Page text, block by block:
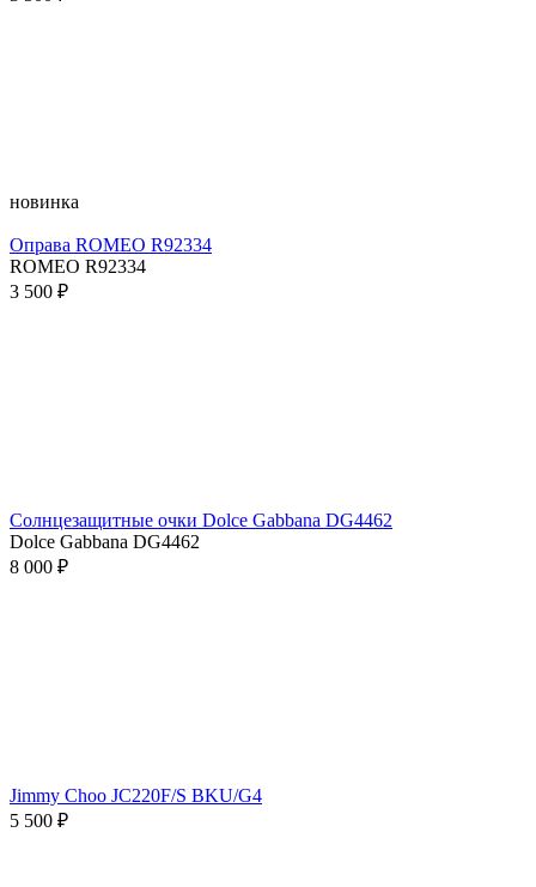
новинка
Оправа ROMEO R92334
ROMEO R92334
3 500 ₽
Солнцезащитные очки Dolce Gabbana DG4462
Dolce Gabbana DG4462
8 000 ₽
Jimmy Choo JC220F/S BKU/G4
5 500 ₽